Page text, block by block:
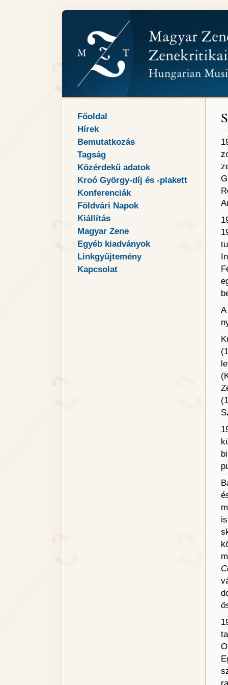
Főoldal
Hírek
Bemutatkozás
Tagság
Közérdekű adatok
Kroó György-díj és -plakett
Konferenciák
Földvári Napok
Kiállítás
Magyar Zene
Egyéb kiadványok
Linkgyűjtemény
Kapcsolat